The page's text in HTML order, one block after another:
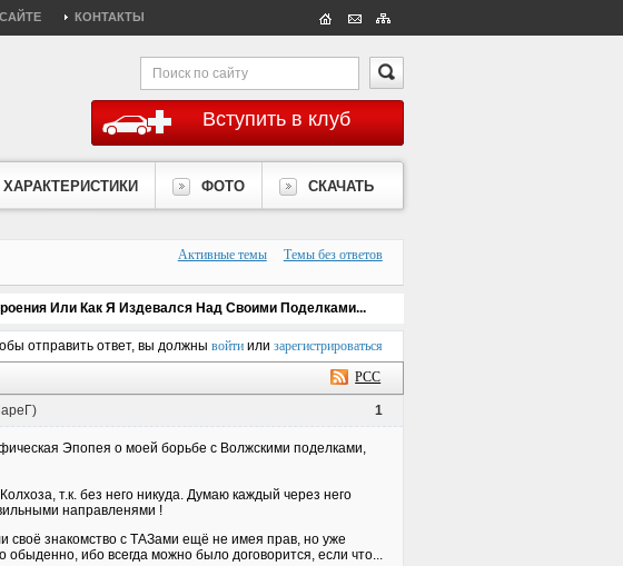
КОНТАКТЫ
Вступить в клуб
ХАРАКТЕРИСТИКИ ФОТО СКАЧАТЬ
Активные темы Темы без ответов
Или Как Я Издевался Над Своими Поделками...
отправить ответ, вы должны войтиили зарегистрироваться
РСС
1
Эпопея о моей борьбе с Волжскими поделками,
т.к. без него никуда. Думаю каждый через него
направленями !
своё знакомство с ТАЗами ещё не имея прав, но уже
ибо всегда можно было договорится, если что...